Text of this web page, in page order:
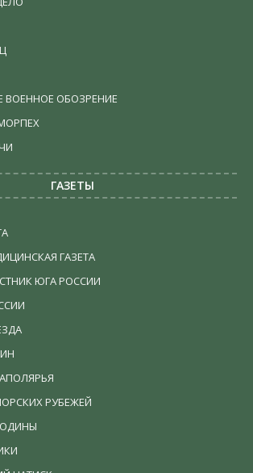
ВОЕННОЕ ОБОЗРЕНИЕ
ГАЗЕТЫ
ГАЗЕТА
ЮГА РОССИИ
РУБЕЖЕЙ